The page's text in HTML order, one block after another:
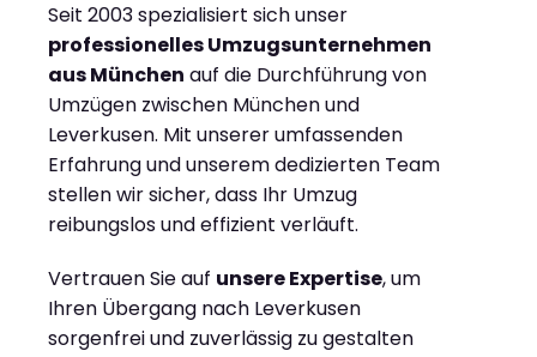
Seit 2003 spezialisiert sich unser
professionelles Umzugsunternehmen
aus München auf die Durchführung von
Umzügen zwischen München und
Leverkusen. Mit unserer umfassenden
Erfahrung und unserem dedizierten Team
stellen wir sicher, dass Ihr Umzug
reibungslos und effizient verläuft.
Vertrauen Sie auf unsere Expertise, um
Ihren Übergang nach Leverkusen
sorgenfrei und zuverlässig zu gestalten